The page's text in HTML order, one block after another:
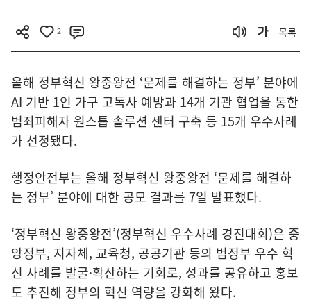
2 목록
올해 정부혁신 왕중왕전 ‘문제를 해결하는 정부’ 분야에
AI 기반 1인 가구 고독사 예방과 14개 기관 협업을 통한
범죄피해자 원스톱 솔루션 센터 구축 등 15개 우수사례
가 선정됐다.
행정안전부는 올해 정부혁신 왕중왕전 ‘문제를 해결하
는 정부’ 분야에 대한 공모 결과를 7일 발표했다.
‘정부혁신 왕중왕전’(정부혁신 우수사례 경진대회)은 중
앙정부, 지자체, 교육청, 공공기관 등의 범정부 우수 혁
신 사례를 발굴·확산하는 기회로, 성과를 공유하고 홍보
도 추진해 정부의 혁신 역량을 강화해 왔다.